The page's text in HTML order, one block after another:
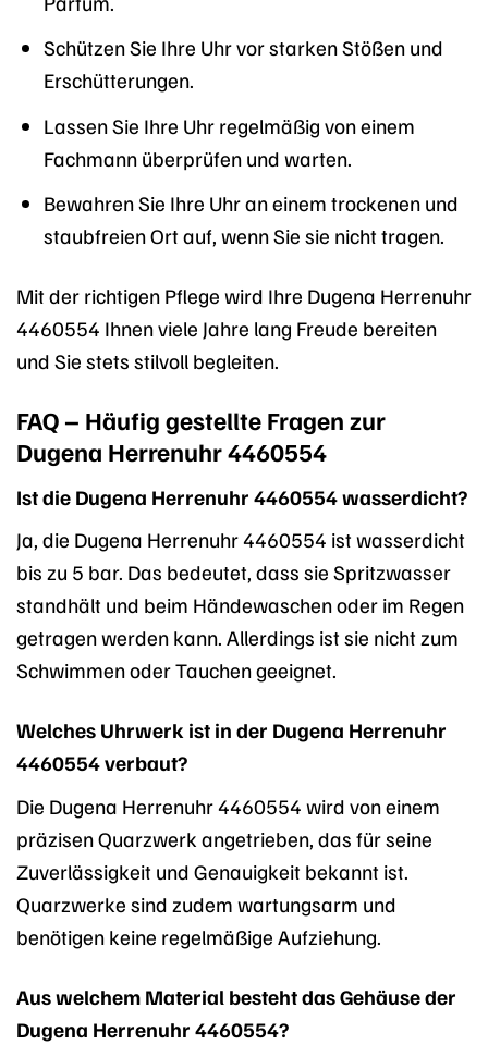
Schützen Sie Ihre Uhr vor starken Stößen und
Erschütterungen.
Lassen Sie Ihre Uhr regelmäßig von einem
Fachmann überprüfen und warten.
Bewahren Sie Ihre Uhr an einem trockenen und
staubfreien Ort auf, wenn Sie sie nicht tragen.
Mit der richtigen Pflege wird Ihre Dugena Herrenuhr
4460554 Ihnen viele Jahre lang Freude bereiten
und Sie stets stilvoll begleiten.
FAQ – Häufig gestellte Fragen zur
Dugena Herrenuhr 4460554
Ist die Dugena Herrenuhr 4460554 wasserdicht?
Ja, die Dugena Herrenuhr 4460554 ist wasserdicht
bis zu 5 bar. Das bedeutet, dass sie Spritzwasser
standhält und beim Händewaschen oder im Regen
getragen werden kann. Allerdings ist sie nicht zum
Schwimmen oder Tauchen geeignet.
Welches Uhrwerk ist in der Dugena Herrenuhr
4460554 verbaut?
Die Dugena Herrenuhr 4460554 wird von einem
präzisen Quarzwerk angetrieben, das für seine
Zuverlässigkeit und Genauigkeit bekannt ist.
Quarzwerke sind zudem wartungsarm und
benötigen keine regelmäßige Aufziehung.
Aus welchem Material besteht das Gehäuse der
Dugena Herrenuhr 4460554?